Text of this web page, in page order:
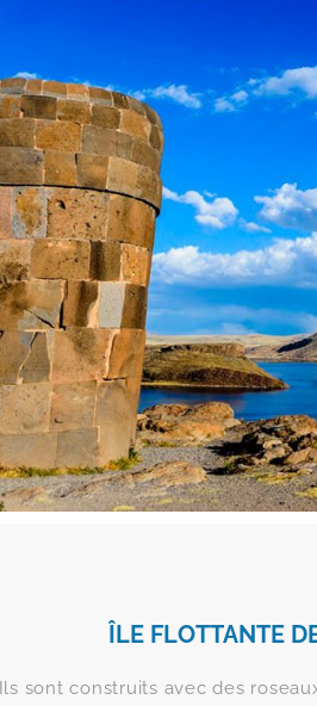
ÎLE FLOTTANTE
Ils sont construits avec des